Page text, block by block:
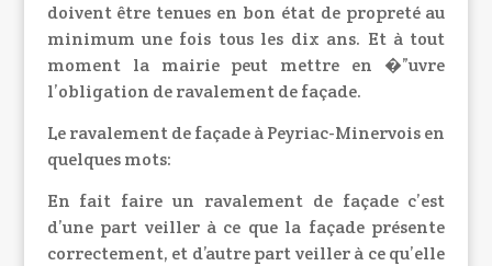
doivent être tenues en bon état de propreté au
minimum une fois tous les dix ans. Et à tout
moment la mairie peut mettre en �”uvre
l’obligation de ravalement de façade.
Le ravalement de façade à Peyriac-Minervois en
quelques mots:
En fait faire un ravalement de façade c’est
d’une part veiller à ce que la façade présente
correctement, et d’autre part veiller à ce qu’elle